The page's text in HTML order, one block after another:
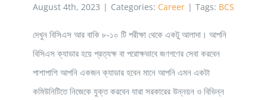
August 4th, 2023 | Categories: Career | Tags: BCS
দেখুন বিসিএস আর বাকি ৮-১০ টি পরীক্ষা থেকে একটু আলাদা। আপনি
বিসিএস ক্যাডার হয়ে প্রত্যক্ষ বা পরোক্ষভাবে জণগণের সেবা করবেন
পাশাপাশি আপনি একজন ক্যাডার হবেন মানে আপনি এমন একটা
কমিউনিটিতে নিজেকে যুক্ত করবেন যারা সরকারের উন্নয়ন ও বিভিন্ন